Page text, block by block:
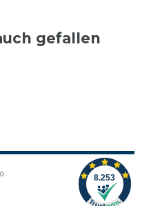
gefallen